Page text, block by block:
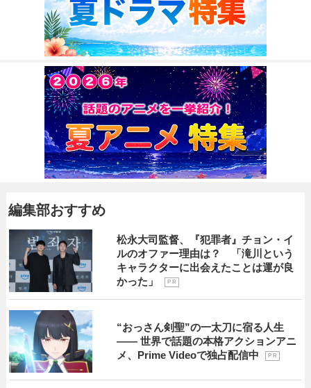
編集部おすすめ
松永大司監督、『犯罪者』チョン・イ
ルのオファー理由は？ 「滝川という
キャラクターに出会えたことは運が良
かった」
P R
“おっさん剣聖”の一太刀に宿る人生
―― 世界で話題の本格アクションアニ
メ、Prime Videoで独占配信中
P R